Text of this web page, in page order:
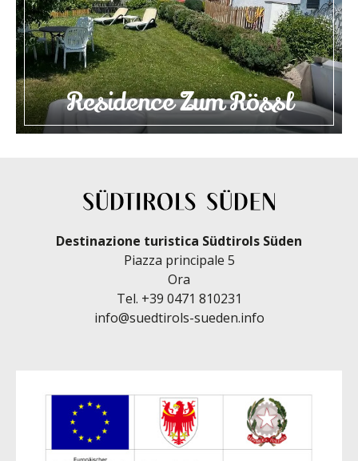
Residence Zum Rössl
Destinazione turistica Südtirols Süden
Piazza principale 5
Ora
Tel. +39 0471 810231
info@suedtirols-sueden.info